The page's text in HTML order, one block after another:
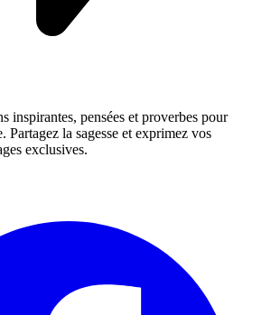
inspirantes, pensées et proverbes pour
la sagesse et exprimez vos
exclusives.